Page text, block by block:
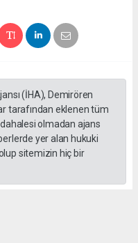
(İHA), Demirören
tarafından eklenen tüm
olmadan ajans
yer alan hukuki
sitemizin hiç bir